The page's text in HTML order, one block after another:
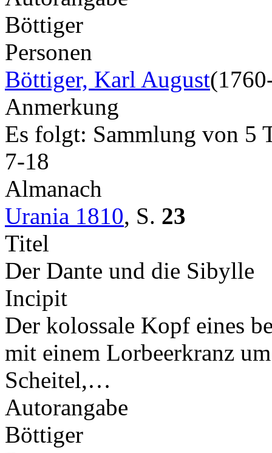
Böttiger
Personen
Böttiger, Karl August
Anmerkung
Es folgt: Sammlung von 5
7-18
Almanach
Urania 1810, S. 23
Titel
Der Dante und die Sibylle
Incipit
Der kolossale Kopf eines
mit einem Lorbeerkranz
Scheitel,…
Autorangabe
Böttiger